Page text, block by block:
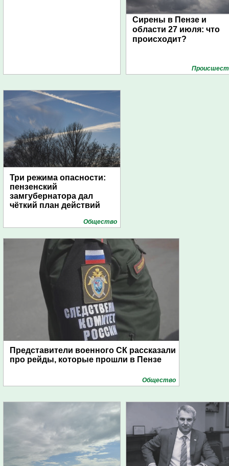
Сирены в Пензе и
области 27 июля: что
происходит?
Три режима опасности:
пензенский
замгубернатора дал
чёткий план действий
Общество
Представители военного СК рассказали
про рейды, которые прошли в Пензе
Общество